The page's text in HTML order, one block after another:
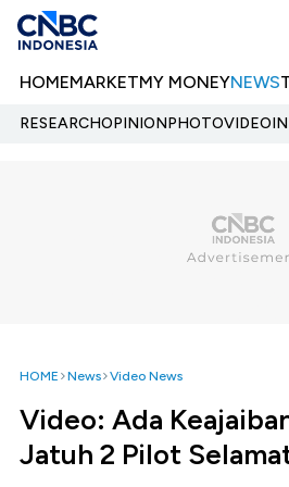
HOMEMARKETMY MONEYNEWS
RESEARCHOPINIONPHOTOVIDEO
HOME News Video News
Video: Ada
Jatuh 2 Pilot